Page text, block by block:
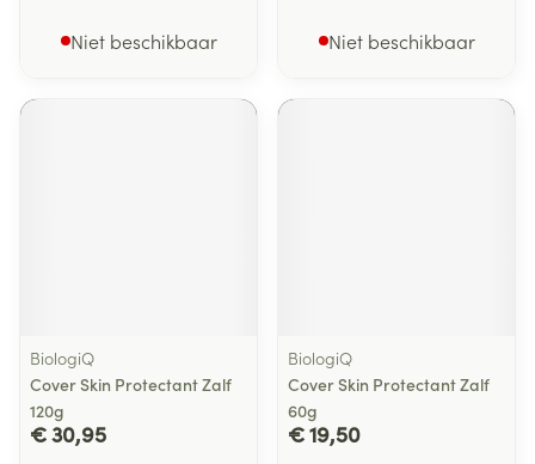
Niet beschikbaar Niet beschikbaar
BiologiQ
Cover Skin Protectant Zalf
120g
€ 30,95
BiologiQ
Cover Skin Protectant Zalf
60g
€ 19,50